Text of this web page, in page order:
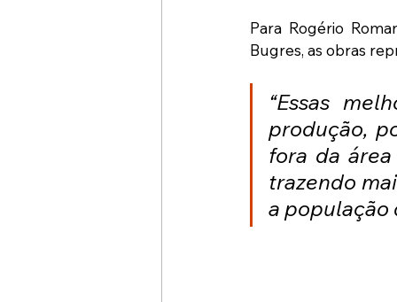
Para Rogério
Bugres, as obras
“Essas
produção,
fora da
trazendo
a população